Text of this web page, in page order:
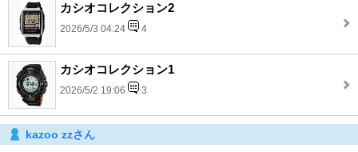
カシオコレクション2
2026/5/3 04:24 4
カシオコレクション1
2026/5/2 19:06 3
kazoo zzさん